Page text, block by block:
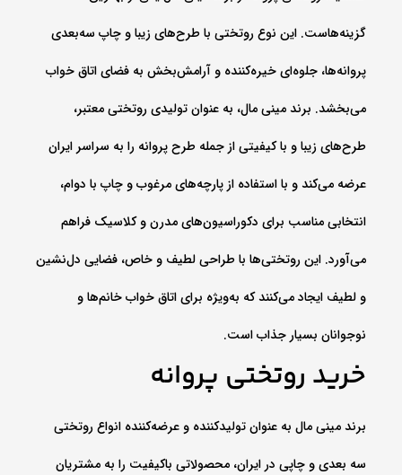
گزینه‌هاست. این نوع روتختی با طرح‌های زیبا و چاپ سه‌بعدی
پروانه‌ها، جلوه‌ای خیره‌کننده و آرامش‌بخش به فضای اتاق خواب
می‌بخشد. برند مینی مال، به عنوان تولیدی روتختی معتبر،
طرح‌های زیبا و با کیفیتی از جمله طرح پروانه را به سراسر ایران
عرضه می‌کند و با استفاده از پارچه‌های مرغوب و چاپ با دوام،
انتخابی مناسب برای دکوراسیون‌های مدرن و کلاسیک فراهم
می‌آورد. این روتختی‌ها با طراحی لطیف و خاص، فضایی دل‌نشین
و لطیف ایجاد می‌کنند که به‌ویژه برای اتاق خواب خانم‌ها و
نوجوانان بسیار جذاب است.
خرید روتختی پروانه
برند مینی مال به عنوان تولیدکننده و عرضه‌کننده انواع روتختی
سه بعدی و چاپی در ایران، محصولاتی باکیفیت را به مشتریان